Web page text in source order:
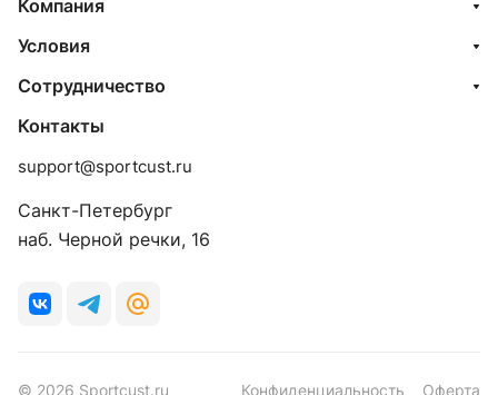
Компания
Условия
Сотрудничество
Контакты
support@sportcust.ru
Санкт-Петербург
наб. Черной речки, 16
© 2026 Sportcust.ru Конфиденциальность Оферта